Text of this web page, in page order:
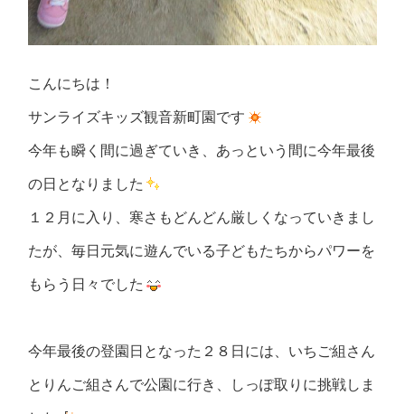
こんにちは！
サンライズキッズ観音新町園です
今年も瞬く間に過ぎていき、あっという間に今年最後
の日となりました
１２月に入り、寒さもどんどん厳しくなっていきまし
たが、毎日元気に遊んでいる子どもたちからパワーを
もらう日々でした
今年最後の登園日となった２８日には、いちご組さん
とりんご組さんで公園に行き、しっぽ取りに挑戦しま